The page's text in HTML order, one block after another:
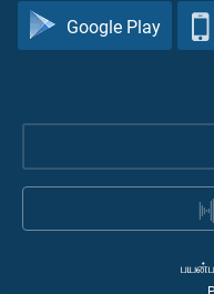
Google Play